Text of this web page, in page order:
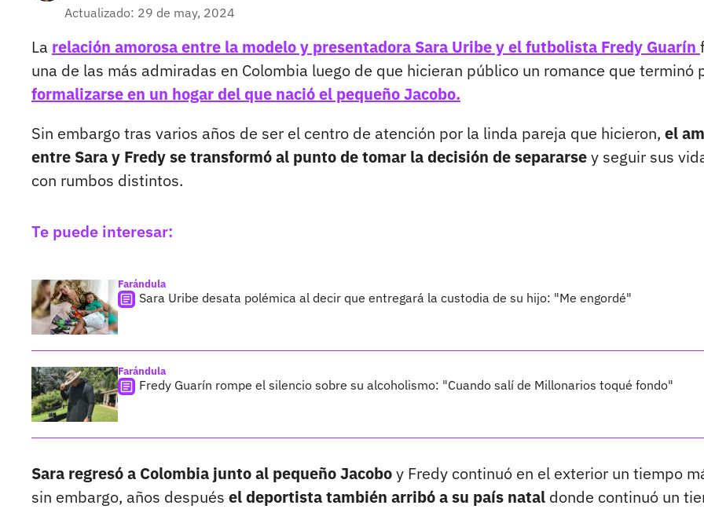
Actualizado: 29 de may, 2024
La relación amorosa entre la modelo y presentadora Sara Uribe y el futbolista Fredy Guarín
una de las más admiradas en Colombia luego de que hicieran público un romance que terminó
formalizarse en un hogar del que nació el pequeño Jacobo.
Sin embargo tras varios años de ser el centro de atención por la linda pareja que hicieron, el
entre Sara y Fredy se transformó al punto de tomar la decisión de separarsey seguir sus
con rumbos distintos.
Te puede interesar:
Farándula
Sara Uribe desata polémica al decir que entregará la custodia de su hijo: "Me engordé"
Farándula
Fredy Guarín rompe el silencio sobre su alcoholismo: "Cuando salí de Millonarios toqué fondo"
Sara regresó a Colombia junto al pequeño Jacoboy Fredy continuó en el exterior un tiempo
sin embargo, años después el deportista también arribó a su país natal donde continuó un